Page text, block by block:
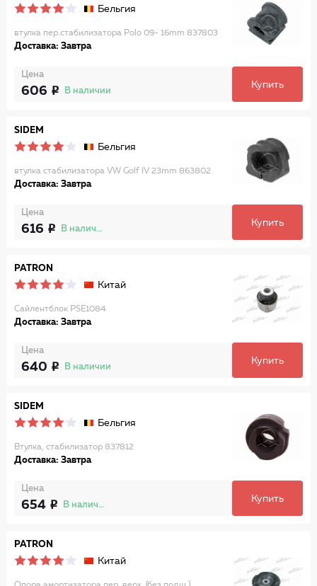
Бельгия
втулка пер.стабилизатора Polo 09- 16mm 837803
Доставка: Завтра
Цена
606 В наличии
Купить
SIDEM
Бельгия
втулка стабилизатора VW Golf IV 23mm 863802
Доставка: Завтра
Цена
616 В наличии
Купить
PATRON
Китай
Сайлентблок PSE1084
Доставка: Завтра
Цена
640 В наличии
Купить
SIDEM
Бельгия
Втулка, стабилизатор 837812
Доставка: Завтра
Цена
654 В наличии
Купить
PATRON
Китай